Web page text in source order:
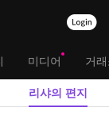
미디어 거
리샤의 편지